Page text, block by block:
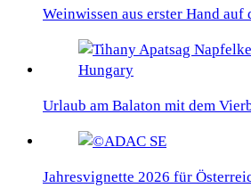
Weinwissen aus erster Hand auf
Urlaub am Balaton mit dem
Jahresvignette 2026 für